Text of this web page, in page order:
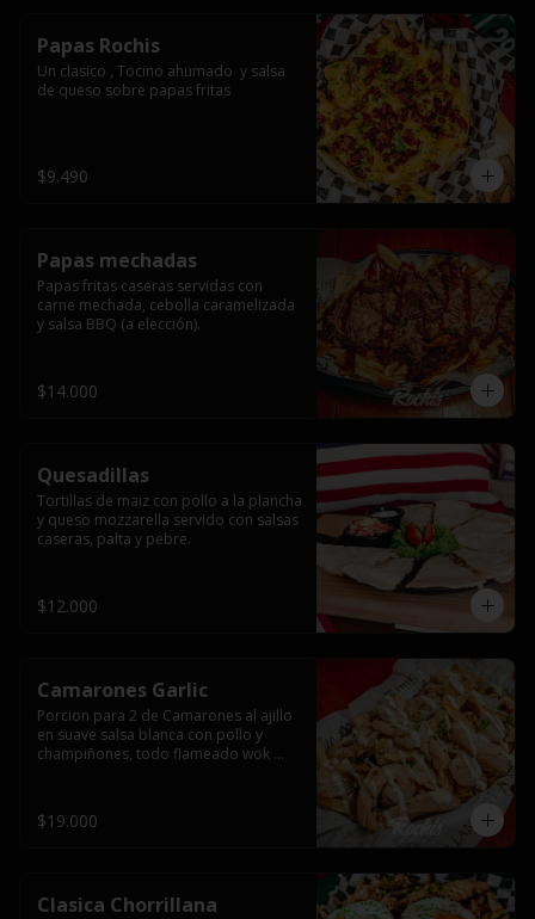
Papas Rochis
Un clasico , Tocino ahumado  y salsa
de queso sobre papas fritas
$9.490
Papas mechadas
Papas fritas caseras servidas con
carne mechada, cebolla caramelizada
y salsa BBQ (a elección).
$14.000
Quesadillas
Tortillas de maiz con pollo a la plancha
y queso mozzarella servido con salsas
caseras, palta y pebre.
$12.000
Camarones Garlic
Porcion para 2 de Camarones al ajillo
en suave salsa blanca con pollo y
champiñones, todo flameado wok
$19.000
Clasica Chorrillana